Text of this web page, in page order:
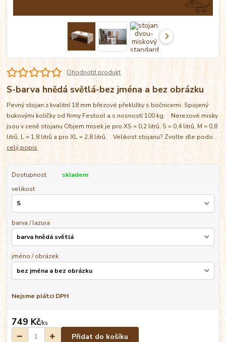
Ohodnotit produkt
S-barva hnědá světlá-bez jména a bez obrázku
Pevný stojan z kvalitní 18 mm březové překližky s bočnicemi. Spojený
bukovými kolíčky od firmy Festool a s nosností 100 kg. Nerezové misky
jsou v ceně stojanu Objem misek je pro XS = 0,2 litrů, S = 0,4 litrů, M = 0,8
litrů, L = 1,8 litrů a pro XL = 2,8 litrů. Velikost stojanu? Zvolte dle podo...
celý popis
Dostupnost
skladem
velikost
barva / lazura
jméno / obrázek
Nejsme plátci DPH
749 Kč/ks
Přidat do košíku